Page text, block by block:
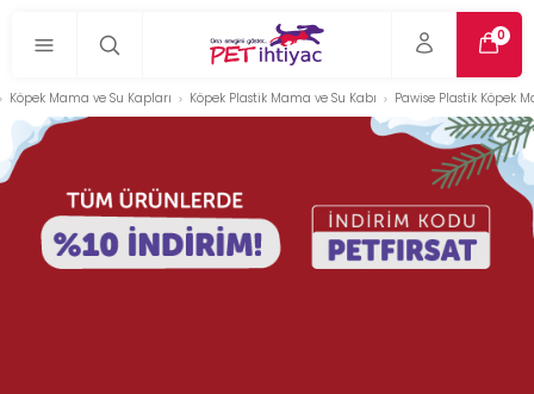
0
Köpek Mama ve Su Kapları Köpek Plastik Mama ve Su Kabı Pawise Plastik Köpek